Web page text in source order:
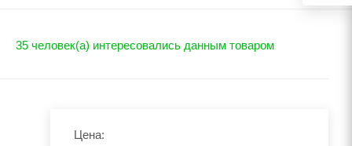
35 человек(а) интересовались данным товаром
Цена: